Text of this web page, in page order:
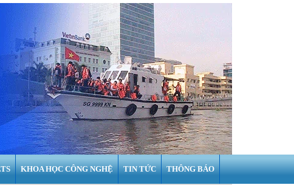
KHOA HỌC CÔNG NGHỆ TIN TỨC THÔNG BÁO